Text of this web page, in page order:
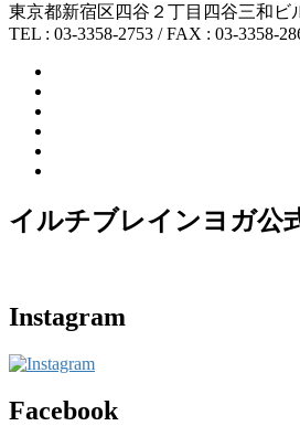
東京都新宿区四谷２丁目四谷三和ビ
TEL : 03-3358-2753 / FAX : 03-3358-
イルチブレインヨガ公
Instagram
Facebook